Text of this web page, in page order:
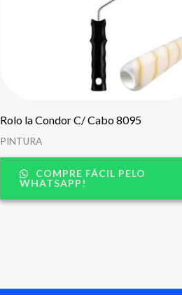
Rolo la Condor C/ Cabo 8095
PINTURA
COMPRE FÁCIL PELO
WHATSAPP!